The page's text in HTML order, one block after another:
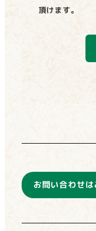
頂けます。
お問い合わせ